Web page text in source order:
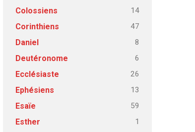
Colossiens 14
Corinthiens 47
Daniel 8
Deutéronome 6
Ecclésiaste 26
Ephésiens 13
Esaïe 59
Esther 1